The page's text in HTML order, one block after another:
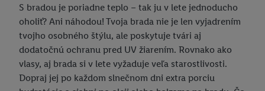
S bradou je poriadne teplo – tak ju v lete jednoducho
oholiť? Ani náhodou! Tvoja brada nie je len vyjadrením
tvojho osobného štýlu, ale poskytuje tvári aj
dodatočnú ochranu pred UV žiarením. Rovnako ako
vlasy, aj brada si v lete vyžaduje veľa starostlivosti.
Dopraj jej po každom slnečnom dni extra porciu